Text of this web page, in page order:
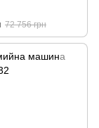
72 756 грн